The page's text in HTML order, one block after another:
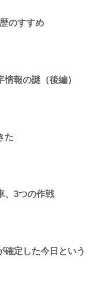
のすすめ
報の謎（後編）
た
、3つの作戦
確定した今日という